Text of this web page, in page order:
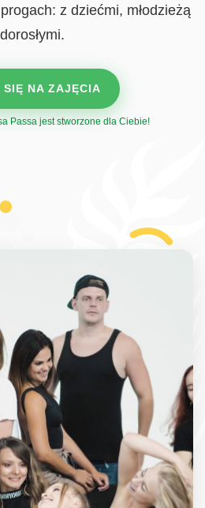
z dziećmi, młodzieżą
SIĘ NA ZAJĘCIA
Passa jest stworzone dla Ciebie!